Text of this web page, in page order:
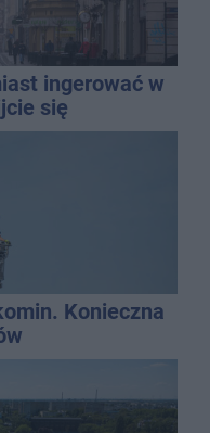
ingerować w
się
Konieczna